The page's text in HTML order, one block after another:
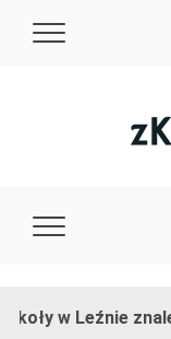
w Leźnie